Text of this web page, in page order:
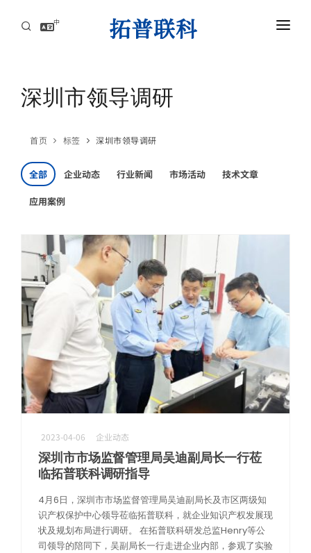
中
AI服务器高速互连解方案
AI服务器高速互连解方案
攻克高速背板瓶颈，赋能AI集群，实现超低延迟与海量数据的高效传导
联系
深圳市领导调研
首页 标签 深圳市领导调研
全部 企业动态 行业新闻 市场活动 技术文章
应用案例
2023-04-06 企业动态
深圳市市场监督管理局吴迪副局长一行莅
临拓普联科调研指导
4月6日，深圳市市场监督管理局吴迪副局长及市区两级知
识产权保护中心领导莅临拓普联科，就企业知识产权发展现
状及规划布局进行调研。 在拓普联科研发总监Henry等公
司领导的陪同下，吴副局长一行走进企业内部，参观了实验